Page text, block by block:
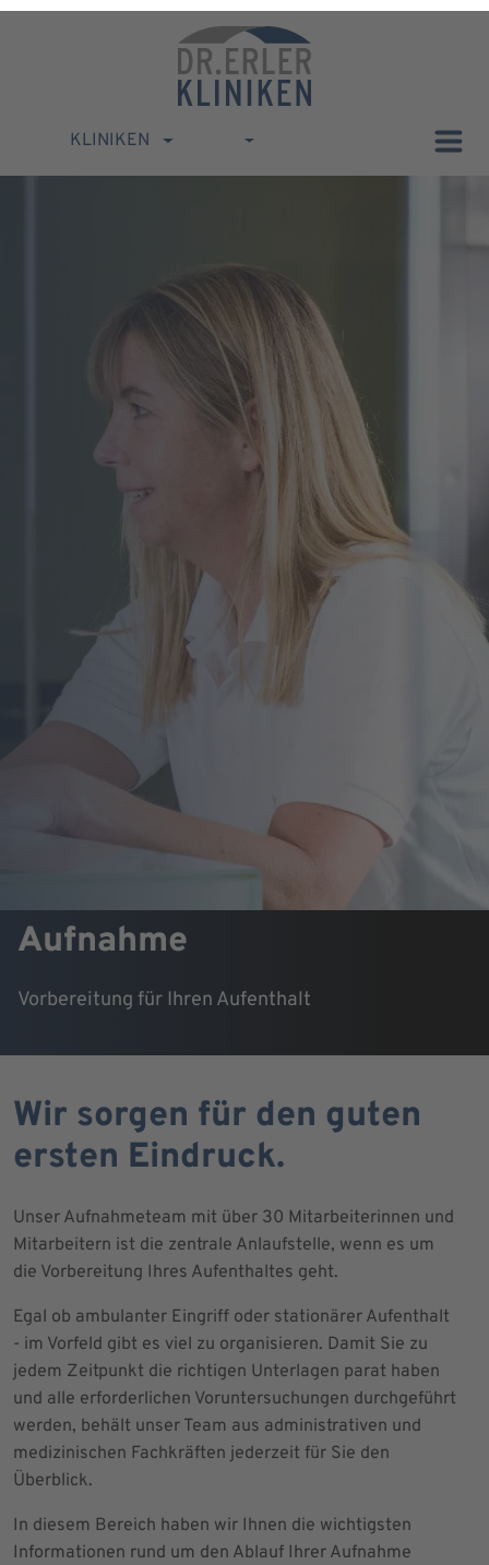
KLINIKEN
Aufnahme
Vorbereitung für Ihren Aufenthalt
Wir sorgen für den guten
ersten Eindruck.
Unser Aufnahmeteam mit über 30 Mitarbeiterinnen und
Mitarbeitern ist die zentrale Anlaufstelle, wenn es um
die Vorbereitung Ihres Aufenthaltes geht.
Egal ob ambulanter Eingriff oder stationärer Aufenthalt
- im Vorfeld gibt es viel zu organisieren. Damit Sie zu
jedem Zeitpunkt die richtigen Unterlagen parat haben
und alle erforderlichen Voruntersuchungen durchgeführt
werden, behält unser Team aus administrativen und
medizinischen Fachkräften jederzeit für Sie den
Überblick.
In diesem Bereich haben wir Ihnen die wichtigsten
Informationen rund um den Ablauf Ihrer Aufnahme